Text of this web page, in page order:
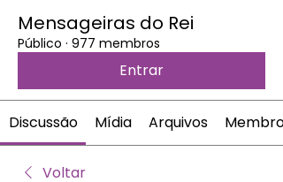
Mensageiras do Rei
Público · 977 membros
Entrar
Discussão Mídia Arquivos Membros
Voltar